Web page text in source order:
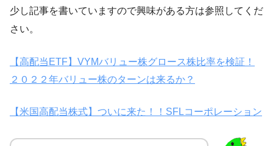
少し記事を書いていますので興味がある方は参照してくだ
さい。
【高配当ETF】VYMバリュー株グロース株比率を検証！
２０２２年バリュー株のターンは来るか？
【米国高配当株式】ついに来た！！SFLコーポレーション